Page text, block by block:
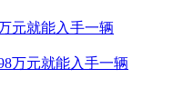
元就能入手一辆